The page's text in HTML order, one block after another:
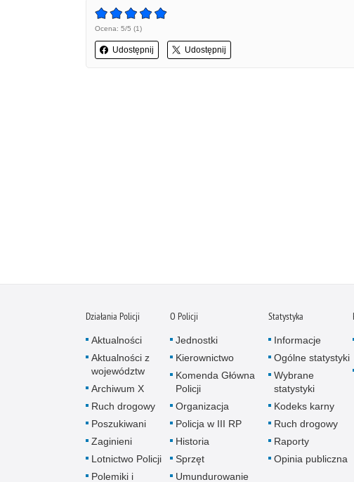
Ocena: 5/5 (1)
Udostępnij Udostępnij
Działania Policji
Aktualności
Aktualności z
województw
Archiwum X
Ruch drogowy
Poszukiwani
Zaginieni
Lotnictwo Policji
Polemiki i
O Policji
Jednostki
Kierownictwo
Komenda Główna
Policji
Organizacja
Policja w III RP
Historia
Sprzęt
Umundurowanie
Statystyka
Informacje
Ogólne statystyki
Wybrane
statystyki
Kodeks karny
Ruch drogowy
Raporty
Opinia publiczna